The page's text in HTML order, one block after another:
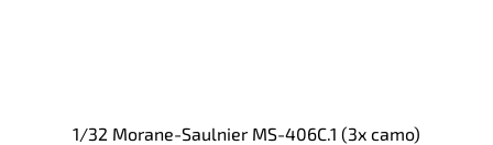
1/32 Morane-Saulnier MS-406C.1 (3x camo)